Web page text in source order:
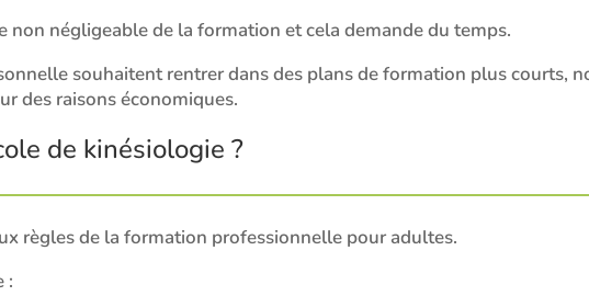
non négligeable de la formation et cela demande du temps.
souhaitent rentrer dans des plans de formation plus courts,
des raisons économiques.
de kinésiologie ?
règles de la formation professionnelle pour adultes.
: